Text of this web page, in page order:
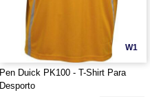
W1
Pen Duick PK100 - T-Shirt Para
Desporto